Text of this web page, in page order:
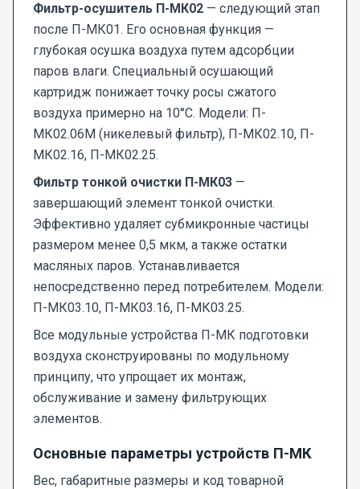
Фильтр-осушитель П-МК02 — следующий этап
после П-МК01. Его основная функция —
глубокая осушка воздуха путем адсорбции
паров влаги. Специальный осушающий
картридж понижает точку росы сжатого
воздуха примерно на 10°C. Модели: П-
МК02.06М (никелевый фильтр), П-МК02.10, П-
МК02.16, П-МК02.25.
Фильтр тонкой очистки П-МК03 —
завершающий элемент тонкой очистки.
Эффективно удаляет субмикронные частицы
размером менее 0,5 мкм, а также остатки
масляных паров. Устанавливается
непосредственно перед потребителем. Модели:
П-МК03.10, П-МК03.16, П-МК03.25.
Все модульные устройства П-МК подготовки
воздуха сконструированы по модульному
принципу, что упрощает их монтаж,
обслуживание и замену фильтрующих
элементов.
Основные параметры устройств П-МК
Вес, габаритные размеры и код товарной